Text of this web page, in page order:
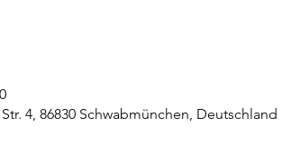
4, 86830 Schwabmünchen, Deutschland